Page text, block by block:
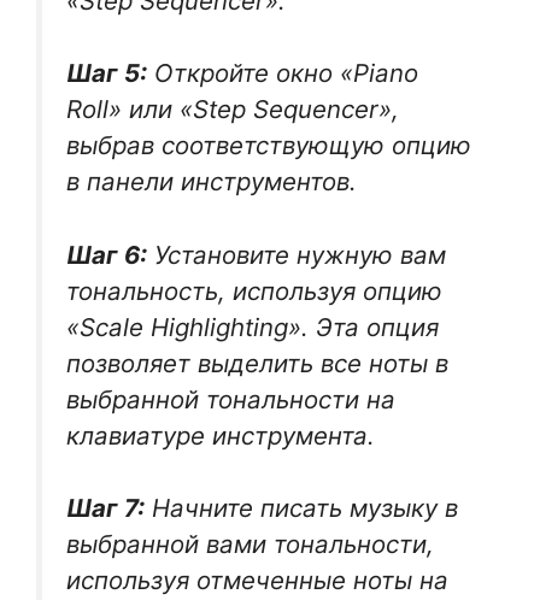
Шаг 5: Откройте окно «Piano
Roll» или «Step Sequencer»,
выбрав соответствующую опцию
в панели инструментов.
Шаг 6: Установите нужную вам
тональность, используя опцию
«Scale Highlighting». Эта опция
позволяет выделить все ноты в
выбранной тональности на
клавиатуре инструмента.
Шаг 7: Начните писать музыку в
выбранной вами тональности,
используя отмеченные ноты на